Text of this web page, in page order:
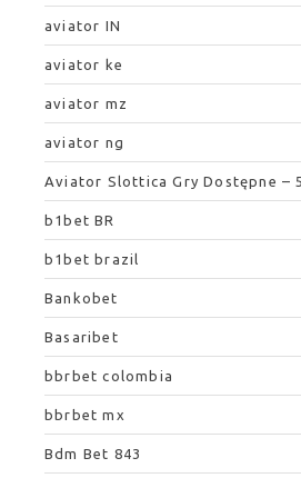
aviator IN
aviator ke
aviator mz
aviator ng
Aviator Slottica Gry Dostępne –
b1bet BR
b1bet brazil
Bankobet
Basaribet
bbrbet colombia
bbrbet mx
Bdm Bet 843